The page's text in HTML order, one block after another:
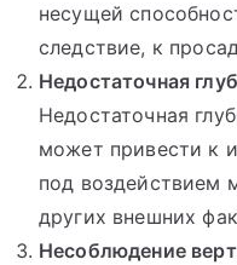
несущей
следствие, к
Недостаточная
Недостаточная
может привести к
под воздействием
других внешних
Несоблюдение